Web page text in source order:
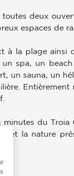
deux
espaces de
à la plage ainsi
spa, un
un sauna, un
du
et la nature